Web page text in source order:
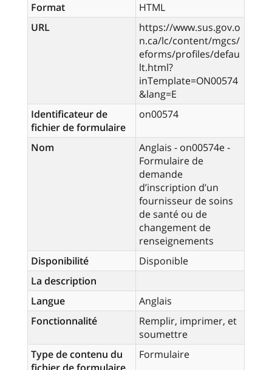
Format
HTML
URL
https://www.sus.gov.o
n.ca/lc/content/mgcs/
eforms/profiles/defau
lt.html?
inTemplate=ON00574
&lang=E
Identificateur de
fichier de formulaire
on00574
Nom
Anglais - on00574e -
Formulaire de
demande
d’inscription d’un
fournisseur de soins
de santé ou de
changement de
renseignements
Disponibilité
Disponible
La description
Langue
Anglais
Fonctionnalité
Remplir, imprimer, et
soumettre
Type de contenu du
Formulaire